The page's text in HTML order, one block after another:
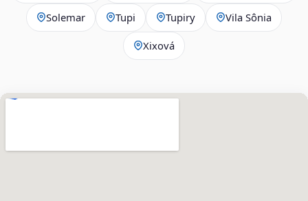
Solemar Tupi Tupiry Vila Sônia
Xixová